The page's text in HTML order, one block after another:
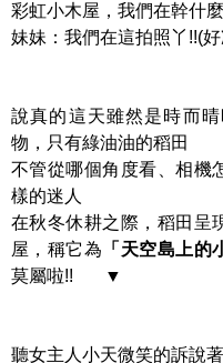
彩虹小木屋，我們在幹什
妹妹：我們在這拍照丫
說真的這天雖然是時而
物，只有綠油油的稻田
不管從哪個角度看、相機
樣的迷人
在秋冬休耕之際，稻田呈
屋，稱它為 「天空島上的
莫屬啦!! ▼
聽女主人小天微笑的訴說